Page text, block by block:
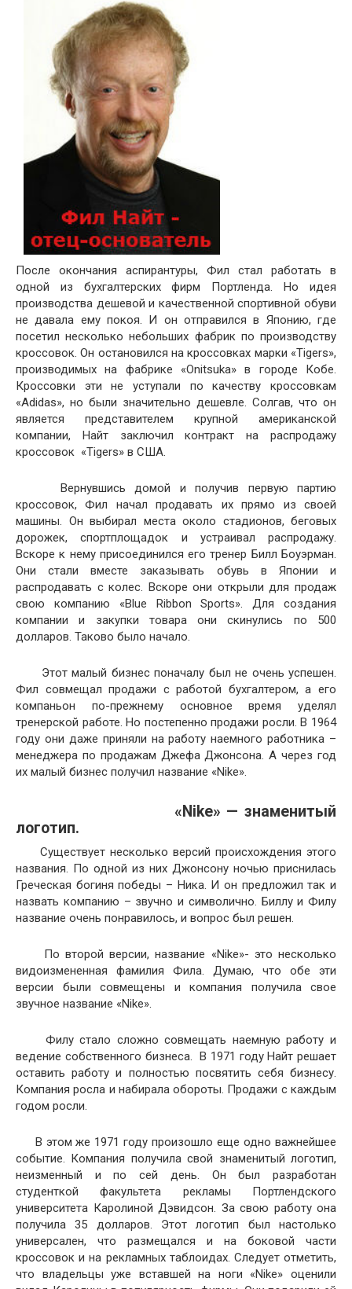
После окончания аспирантуры, Фил стал работать в
одной из бухгалтерских фирм Портленда. Но идея
производства дешевой и качественной спортивной обуви
не давала ему покоя. И он отправился в Японию, где
посетил несколько небольших фабрик по производству
кроссовок. Он остановился на кроссовках марки «Tigers»,
производимых на фабрике «Onitsuka» в городе Кобе.
Кроссовки эти не уступали по качеству кроссовкам
«Adidas», но были значительно дешевле. Солгав, что он
является представителем крупной американской
компании, Найт заключил контракт на распродажу
кроссовок «Tigers» в США.
Вернувшись домой и получив первую партию
кроссовок, Фил начал продавать их прямо из своей
машины. Он выбирал места около стадионов, беговых
дорожек, спортплощадок и устраивал распродажу.
Вскоре к нему присоединился его тренер Билл Боуэрман.
Они стали вместе заказывать обувь в Японии и
распродавать с колес. Вскоре они открыли для продаж
свою компанию «Blue Ribbon Sports». Для создания
компании и закупки товара они скинулись по 500
долларов. Таково было начало.
Этот малый бизнес поначалу был не очень успешен.
Фил совмещал продажи с работой бухгалтером, а его
компаньон по-прежнему основное время уделял
тренерской работе. Но постепенно продажи росли. В 1964
году они даже приняли на работу наемного работника –
менеджера по продажам Джефа Джонсона. А через год
их малый бизнес получил название «Nike».
«Nike» — знаменитый
логотип.
Существует несколько версий происхождения этого
названия. По одной из них Джонсону ночью приснилась
Греческая богиня победы – Ника. И он предложил так и
назвать компанию – звучно и символично. Биллу и Филу
название очень понравилось, и вопрос был решен.
По второй версии, название «Nike»- это несколько
видоизмененная фамилия Фила. Думаю, что обе эти
версии были совмещены и компания получила свое
звучное название «Nike».
Филу стало сложно совмещать наемную работу и
ведение собственного бизнеса. В 1971 году Найт решает
оставить работу и полностью посвятить себя бизнесу.
Компания росла и набирала обороты. Продажи с каждым
годом росли.
В этом же 1971 году произошло еще одно важнейшее
событие. Компания получила свой знаменитый логотип,
неизменный и по сей день. Он был разработан
студенткой факультета рекламы Портлендского
университета Каролиной Дэвидсон. За свою работу она
получила 35 долларов. Этот логотип был настолько
универсален, что размещался и на боковой части
кроссовок и на рекламных таблоидах. Следует отметить,
что владельцы уже вставшей на ноги «Nike» оценили